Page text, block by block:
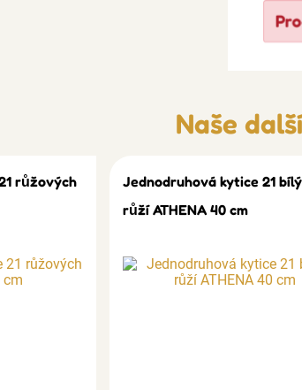
Naše
růžových
Jednodruhová kytice 21
růží ATHENA 40 cm